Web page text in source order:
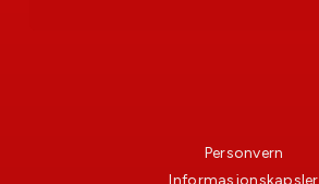
Personvern
Informasjonskapsler